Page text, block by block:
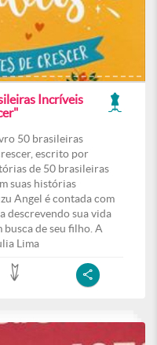
Incríveis
50 brasileiras
escrito por
de 50 brasileiras
suas histórias
Angel é contada com
descrevendo sua vida
de seu filho. A
Lima